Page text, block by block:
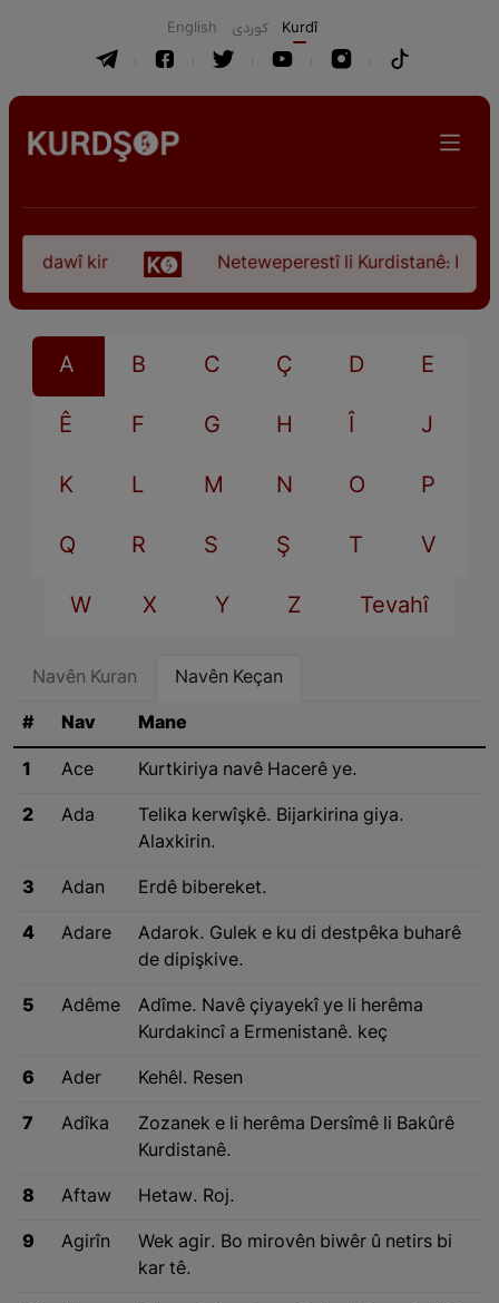
English كوردی Kurdî
dawî kir Neteweperestî li Kurdistanê:
A B C Ç D E
Ê F G H Î J
K L M N O P
Q R S Ş T V
W X Y Z Tevahî
Navên Kuran Navên Keçan
# Nav Mane
1 Ace Kurtkiriya navê Hacerê ye.
2 Ada
Telika kerwîşkê. Bijarkirina giya.
Alaxkirin.
3 Adan Erdê bibereket.
4 Adare
Adarok. Gulek e ku di destpêka buharê
de dipişkive.
5 Adême
Adîme. Navê çiyayekî ye li herêma
Kurdakincî a Ermenistanê. keç
6 Ader Kehêl. Resen
7 Adîka
Zozanek e li herêma Dersîmê li Bakûrê
Kurdistanê.
8 Aftaw Hetaw. Roj.
9 Agirîn
Wek agir. Bo mirovên biwêr û netirs bi
kar tê.